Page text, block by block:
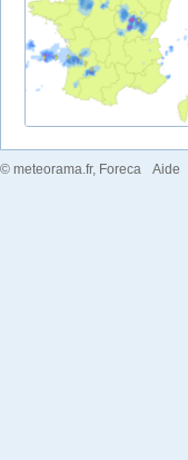
© meteorama.fr, Foreca Aide